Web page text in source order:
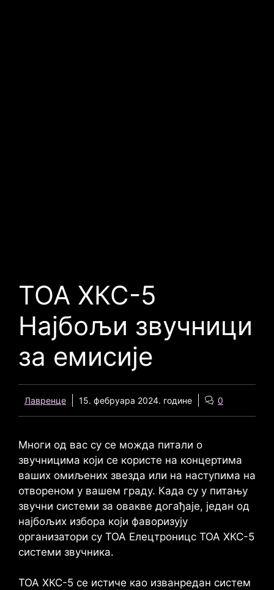
ТОА ХКС-5
Најбољи звучници
за емисије
Лавренце 15. фебруара 2024. године 0
Многи од вас су се можда питали о
звучницима који се користе на концертима
ваших омиљених звезда или на наступима на
отвореном у вашем граду. Када су у питању
звучни системи за овакве догађаје, један од
најбољих избора који фаворизују
организатори су ТОА Елецтроницс ТОА ХКС-5
системи звучника.
ТОА ХКС-5 се истиче као изванредан систем